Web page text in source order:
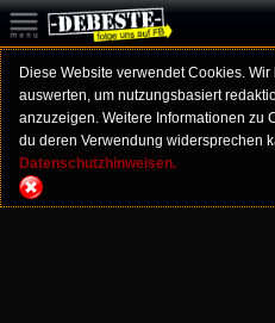
Diese Website verwendet Cookies.
auswerten, um nutzungsbasiert
anzuzeigen. Weitere Informationen zu
du deren Verwendung widersprechen
Datenschutzhinweisen.